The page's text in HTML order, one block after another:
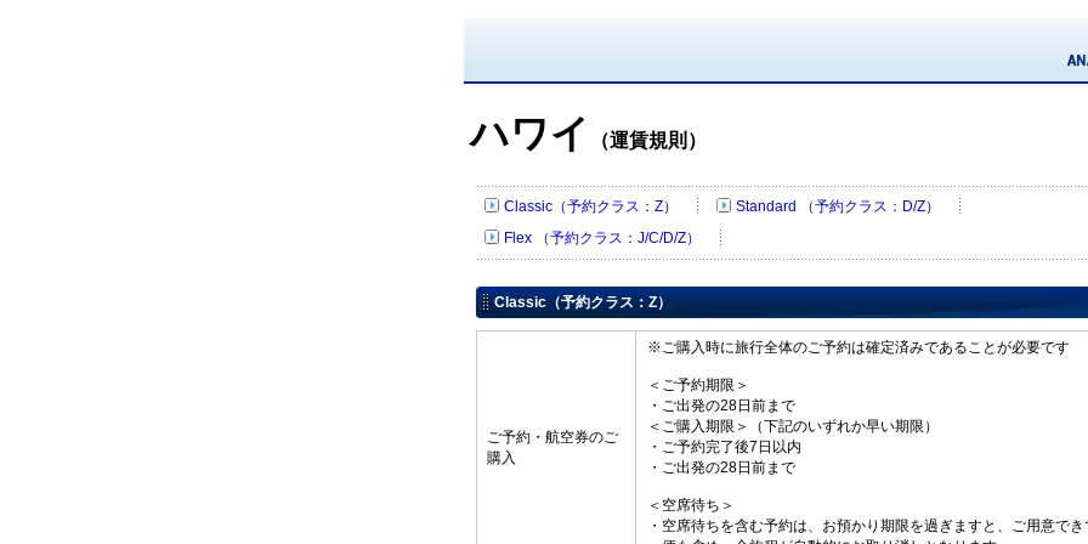
ハワイ （運賃規則）
Classic（予約クラス：Z）
Standard （予約クラス：D/Z）
Flex （予約クラス：J/C/D/Z）
Classic（予約クラス：Z）
ご予約・航空券のご
購入
※ご購入時に旅行全体のご予約は確定済みであることが必要です
＜ご予約期限＞
・ご出発の28日前まで
＜ご購入期限＞（下記のいずれか早い期限）
・ご予約完了後7日以内
・ご出発の28日前まで
＜空席待ち＞
・空席待ちを含む予約は、お預かり期限を過ぎますと、ご用意で